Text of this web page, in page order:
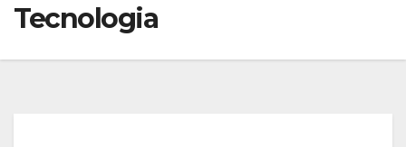
Tecnologia